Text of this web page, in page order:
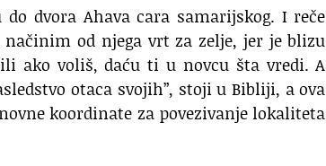
dvora Ahava cara samarijskog. I reče
od njega vrt za zelje, jer je blizu
ako voliš, daću ti u novcu šta vredi. A
otaca svojih”, stoji u Bibliji, a ova
koordinate za povezivanje lokaliteta